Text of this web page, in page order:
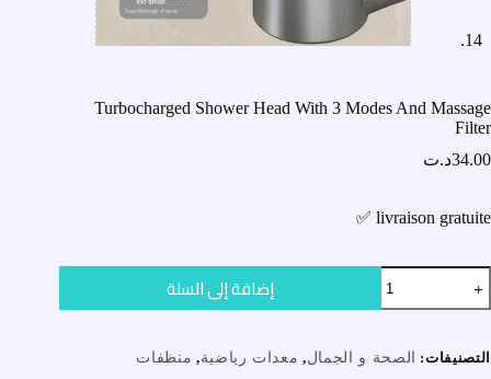
Turbocharged Shower Head With 3 Modes And Massage
Filter
34.00د.ت
livraison gratuite ✅
Turbocharged
Shower
With
3
إضافة إلى السلة
التصنيفات: الصحة و الجمال, معدات رياضية, منظفات